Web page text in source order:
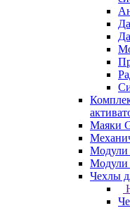
Маяки
Модули
Чехлы